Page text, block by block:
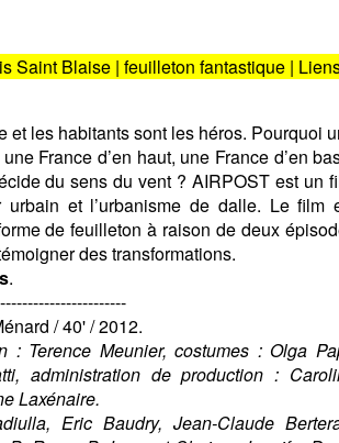
Saint Blaise | feuilleton fantastique |
et les habitants sont les héros. Pourquoi
France d’en haut, une France d’en
du sens du vent ? AIRPOST est un
et l’urbanisme de dalle. Le film
de feuilleton à raison de deux
des transformations.
.
/ 40' / 2012.
: Terence Meunier, costumes : Olga
administration de production :
Laxénaire.
Eric Baudry, Jean-Claude